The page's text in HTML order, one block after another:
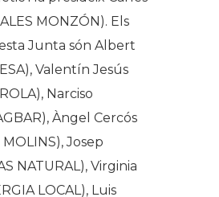
MONZÓN). Els
Junta són Albert
Valentín Jesús
Narciso
Àngel Cercós
Josep
NATURAL), Virginia
LOCAL), Luis